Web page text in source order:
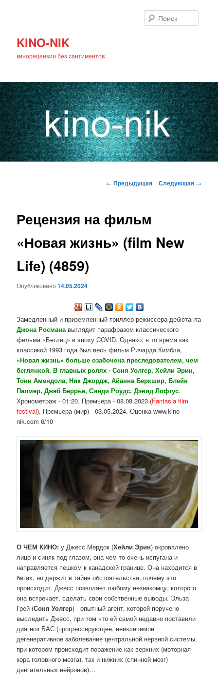
KINO-NIK
кинорецензии без сантиментов
основному
Навигация
← Предыдущая Следующая →
Рецензия на фильм
«Новая жизнь» (film New
Life) (4859)
Опубликовано14.05.2024
Замедленный и приземленный триллер режиссера-дебютанта
Джона Росмана выглядит парафразом классического
фильма «Беглец» в эпоху COVID. Однако, в то время как
классикой 1993 года был весь фильм Ричарда Кимбла,
«Новая жизнь» больше озабочена преследователем, чем
беглянкой. В главных ролях - Соня Уолгер, Хейли Эрин,
Тони Амендола, Ник Джордж, Айанна Беркшир, Блейн
Палмер, Джеб Беррье, Синди Роудс, Дэвид Лофтус.
Хронометраж - 01:20. Премьера - 08.08.2023 (Fantasia film
festival). Премьера (мир) - 03.05.2024. Оценка www.kino-
nik.com 6/10
О ЧЕМ КИНО: у Джесс Мердок (Хейли Эрин) окровалено
лицо и синяк под глазом, она чем-то очень испугана и
направляется пешком к канадской границе. Она находится в
бегах, но держит в тайне обстоятельства, почему это
происходит. Джесс позволяет любому незнакомцу, которого
она встречает, сделать свои собственные выводы. Эльза
Грей (Соня Уолгер) - опытный агент, которой поручено
выследить Джесс, при том что ей самой недавно поставили
диагноз БАС (прогрессирующее, неизлечимое
дегенеративное заболевание центральной нервной системы,
при котором происходит поражение как верхних (моторная
кора головного мозга), так и нижних (спинной мозг)
двигательных нейронов)…